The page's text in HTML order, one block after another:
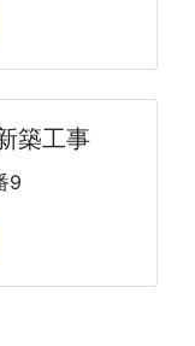
築工事
9